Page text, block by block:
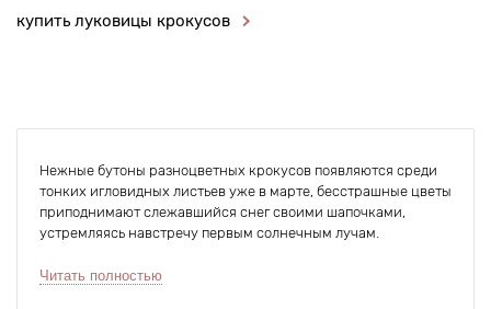
купить луковицы крокусов
Нежные бутоны разноцветных крокусов появляются среди
тонких игловидных листьев уже в марте, бесстрашные цветы
приподнимают слежавшийся снег своими шапочками,
устремляясь навстречу первым солнечным лучам.
Элегантные яркие цветы среди нерастаявшего снега
Читать полностью